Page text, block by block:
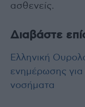
ασθενείς.
Διαβάστε
Ελληνική
ενημέρωσης για
νοσήματα